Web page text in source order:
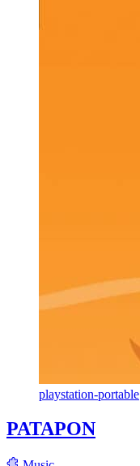
playstation-portable
PATAPON